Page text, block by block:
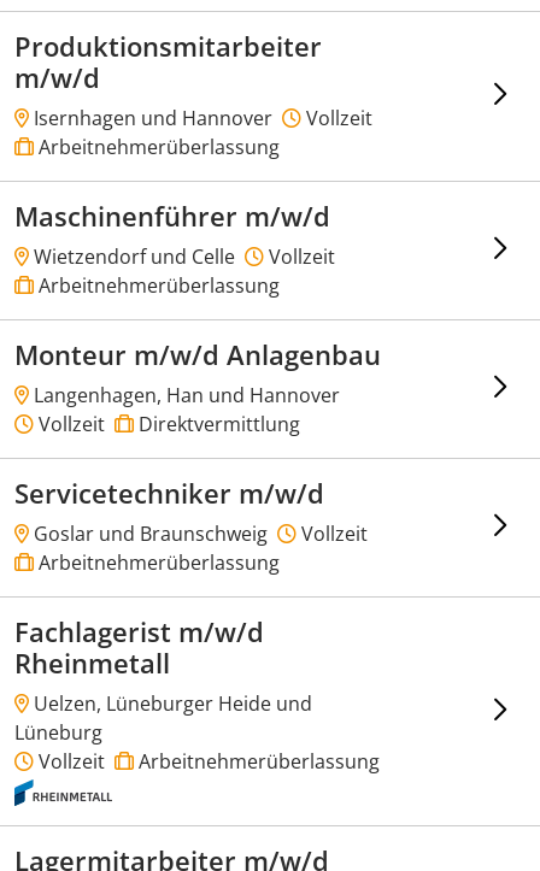
Produktionsmitarbeiter
m/w/d
Isernhagen und Hannover
Vollzeit
Arbeitnehmerüberlassung
Maschinenführer m/w/d
Wietzendorf und Celle
Vollzeit
Arbeitnehmerüberlassung
Monteur m/w/d Anlagenbau
Langenhagen, Han und Hannover
Vollzeit
Direktvermittlung
Servicetechniker m/w/d
Goslar und Braunschweig
Vollzeit
Arbeitnehmerüberlassung
Fachlagerist m/w/d
Rheinmetall
Uelzen, Lüneburger Heide und
Lüneburg
Vollzeit
Arbeitnehmerüberlassung
Lagermitarbeiter m/w/d